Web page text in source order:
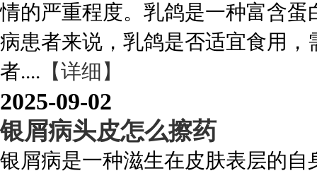
情的严重程度。乳鸽是一种富含
病患者来说，乳鸽是否适宜食用
者.... 【详细】
2025-09-02
银屑病头皮怎么擦药
银屑病是一种滋生在皮肤表层的